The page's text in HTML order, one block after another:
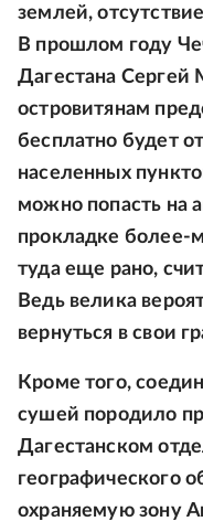
землей,
В прошлом году
Дагестана
островитянам
бесплатно будет
населенных
можно попасть на
прокладке более-
туда еще рано,
Ведь велика
вернуться в свои
Кроме того,
сушей породило
Дагестанском
географического
охраняемую зону